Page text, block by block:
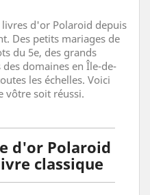
d'or Polaroid depuis
Des petits mariages de
du 5e, des grands
domaines en Île-de-
les échelles. Voici
vôtre soit réussi.
d'or Polaroid
classique